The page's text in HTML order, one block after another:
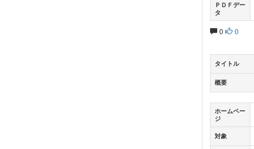
ＰＤＦデー
タ
0 0
タイトル
概要
ホームペー
ジ
対象